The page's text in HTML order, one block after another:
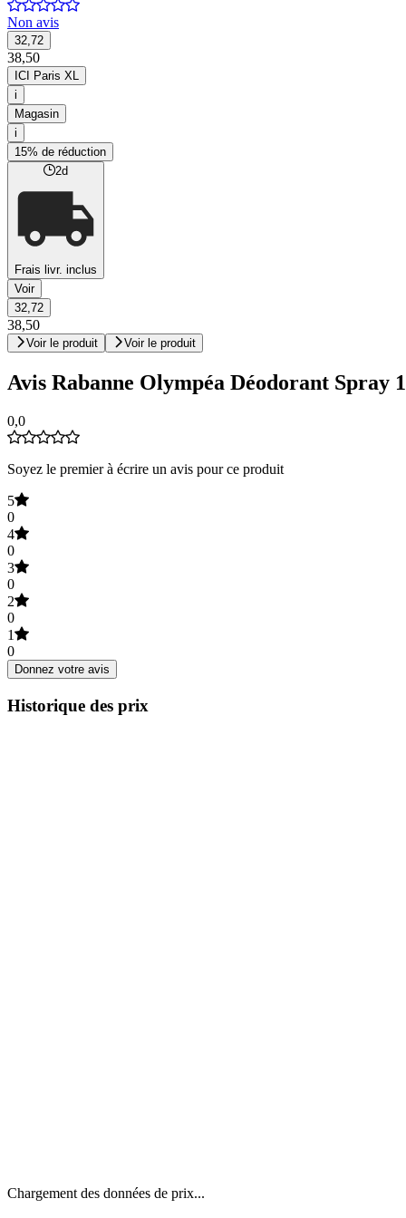
Non avis
32,72
38,50
ICI Paris XL
i
Magasin
i
15% de réduction
2d
Frais livr. inclus
Voir
32,72
38,50
Voir le produit Voir le produit
Avis Rabanne Olympéa Déodorant Spray
0,0
Soyez le premier à écrire un avis pour ce produit
5
0
4
0
3
0
2
0
1
0
Donnez votre avis
Historique des prix
Chargement des données de prix...